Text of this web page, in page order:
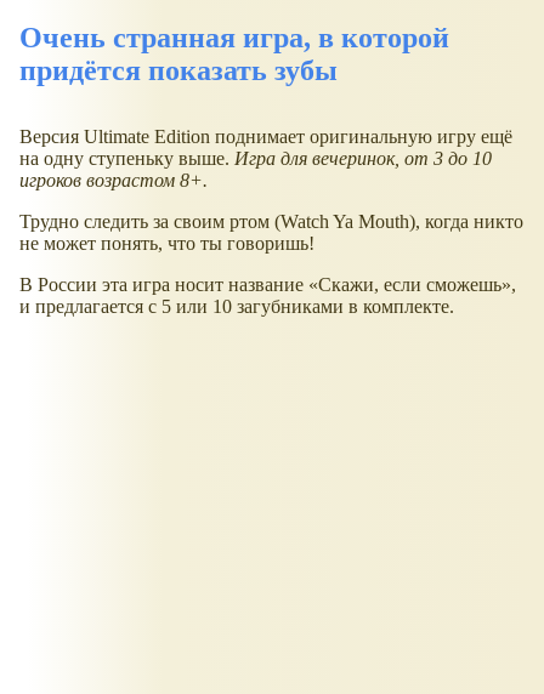
Очень странная игра, в которой
придётся показать зубы
Версия Ultimate Edition поднимает оригинальную игру ещё
на одну ступеньку выше. Игра для вечеринок, от 3 до 10
игроков возрастом 8+.
Трудно следить за своим ртом (Watch Ya Mouth), когда никто
не может понять, что ты говоришь!
В России эта игра носит название
Скажи, если сможешь ,
и предлагается с 5 или 10 загубниками в комплекте.